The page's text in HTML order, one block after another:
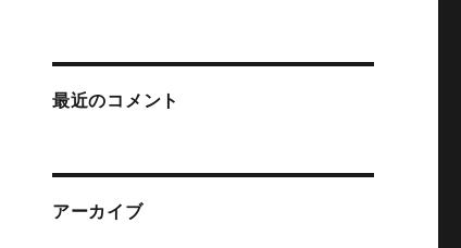
最近のコメント
アーカイブ